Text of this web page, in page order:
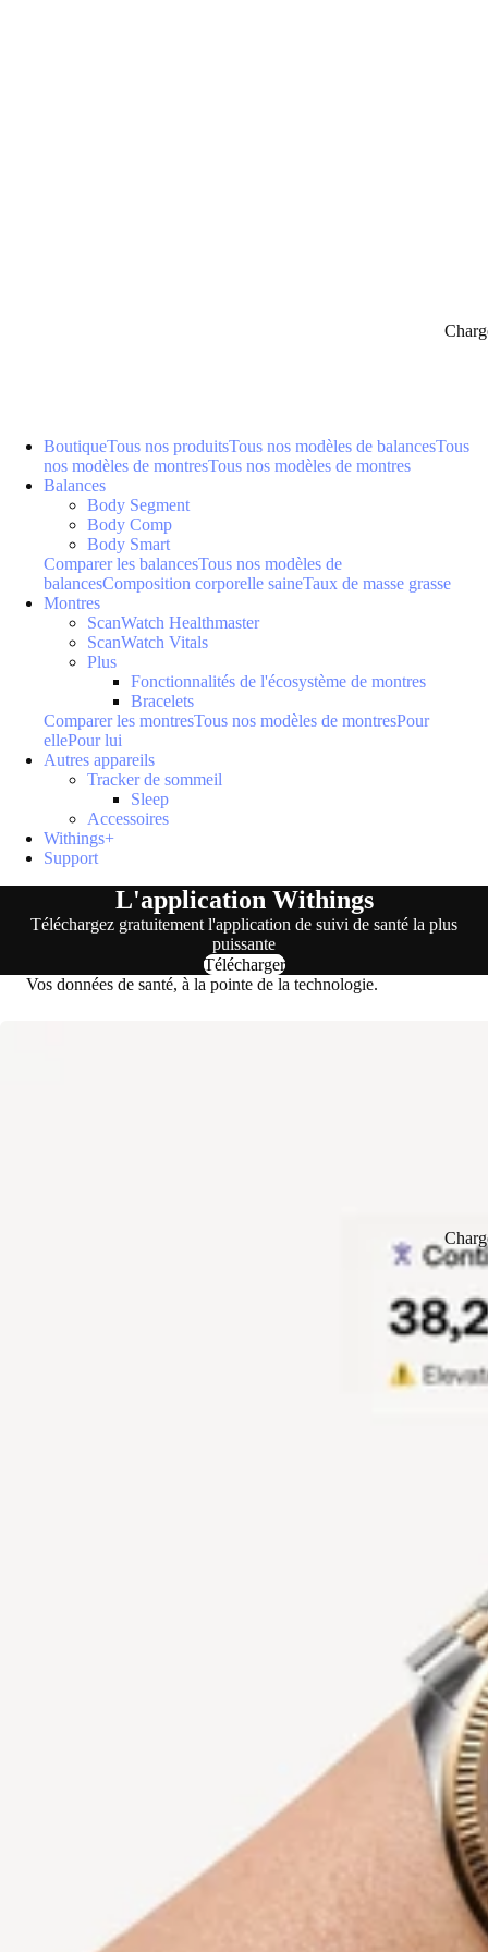
BoutiqueTous nos produitsTous nos modèles de balancesTous
nos modèles de montresTous nos modèles de montres
Balances
Body Segment
Body Comp
Body Smart
Comparer les balancesTous nos modèles de
balancesComposition corporelle saineTaux de masse grasse
Montres
ScanWatch Healthmaster
ScanWatch Vitals
Plus
Fonctionnalités de l'écosystème de montres
Bracelets
Comparer les montresTous nos modèles de montresPour
ellePour lui
Autres appareils
Tracker de sommeil
Sleep
Accessoires
Withings+
Support
L'application Withings
Téléchargez gratuitement l'application de suivi de santé la plus
puissante
Télécharger
Vos données de santé, à la pointe de la technologie.